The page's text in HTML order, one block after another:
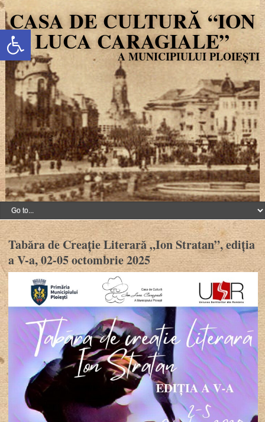
Deschide bara de unelte
CASA DE CULTURĂ “ION
LUCA CARAGIALE”
Tabăra de Creație Literară „Ion Stratan”, ediția
a V-a, 02-05 octombrie 2025